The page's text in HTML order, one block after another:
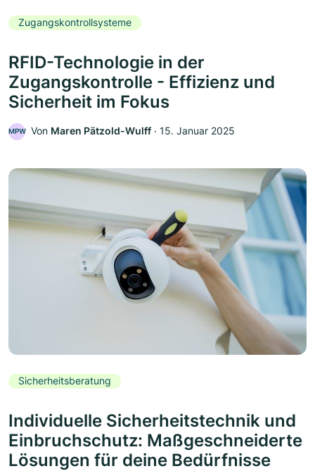
Zugangskontrollsysteme
RFID-Technologie in der
Zugangskontrolle - Effizienz und
Sicherheit im Fokus
MPW Von Maren Pätzold-Wulff ‧ 15. Januar 2025
Sicherheitsberatung
Individuelle Sicherheitstechnik und
Einbruchschutz: Maßgeschneiderte
Lösungen für deine Bedürfnisse